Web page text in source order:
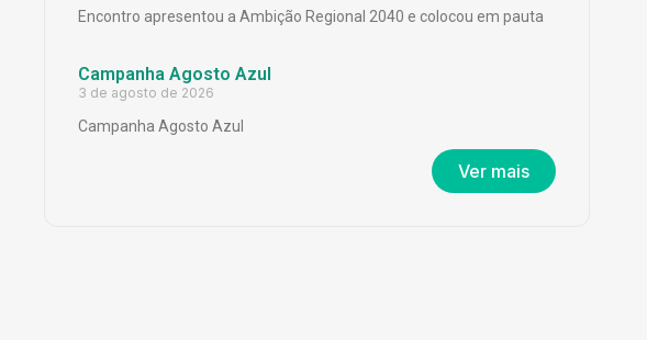
Encontro apresentou a Ambição Regional 2040 e colocou em pauta
Campanha Agosto Azul
3 de agosto de 2026
Campanha Agosto Azul
Ver mais